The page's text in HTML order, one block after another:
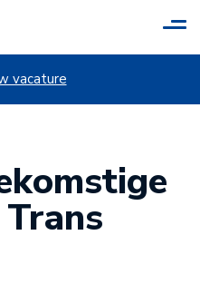
vacature